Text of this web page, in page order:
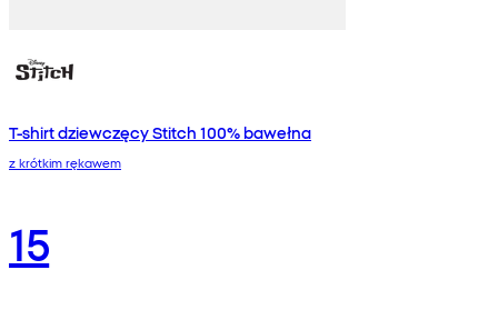
T-shirt dziewczęcy Stitch 100% bawełna
z krótkim rękawem
15